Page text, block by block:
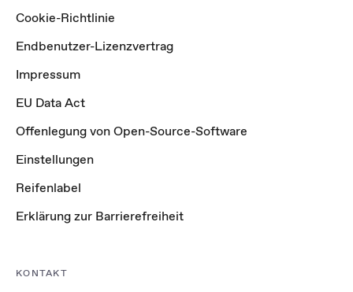
Cookie-Richtlinie
Endbenutzer-Lizenzvertrag
Impressum
EU Data Act
Offenlegung von Open-Source-Software
Einstellungen
Reifenlabel
Erklärung zur Barrierefreiheit
KONTAKT